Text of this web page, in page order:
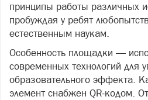
принципы работы различных
пробуждая у ребят
естественным наукам.
Особенность площадки —
современных технологий для
образовательного эффекта.
элемент снабжен QR‑кодом.